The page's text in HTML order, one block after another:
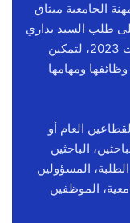
الجامعية ميثاق
على طلب السيد بداري
وزير التعليم العالي والبحث العلمي في أوت 2023، لتمكين
ومهامها
العام أو
الباحثين
المسؤولين
الموظفين